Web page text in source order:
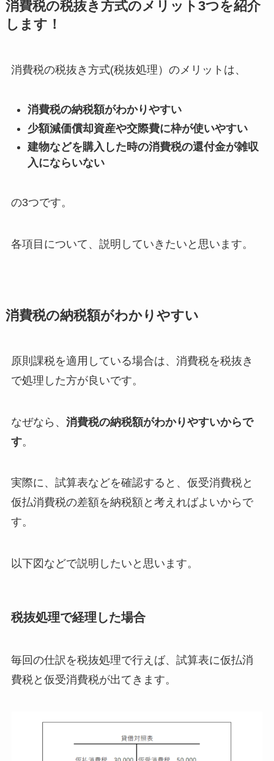
消費税の税抜き方式のメリット3つを紹介
します！
消費税の税抜き方式(税抜処理）のメリットは、
消費税の納税額がわかりやすい
少額減価償却資産や交際費に枠が使いやすい
建物などを購入した時の消費税の還付金が雑収
入にならいない
の3つです。
各項目について、説明していきたいと思います。
消費税の納税額がわかりやすい
原則課税を適用している場合は、消費税を税抜き
で処理した方が良いです。
なぜなら、 消費税の納税額がわかりやすいからで
す。
実際に、試算表などを確認すると、仮受消費税と
仮払消費税の差額を納税額と考えればよいからで
す。
以下図などで説明したいと思います。
税抜処理で経理した場合
毎回の仕訳を税抜処理で行えば、試算表に仮払消
費税と仮受消費税が出てきます。